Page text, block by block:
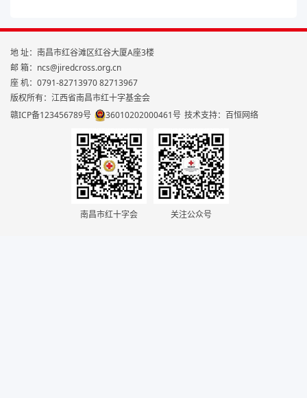
地 址：南昌市红谷滩区红谷大厦A座3楼
邮 箱：ncs@jiredcross.org.cn
座 机：0791-82713970 82713967
版权所有：江西省南昌市红十字基金会
赣ICP备123456789号
36010202000461号 技术支持：百恒网络
南昌市红十字会 关注公众号